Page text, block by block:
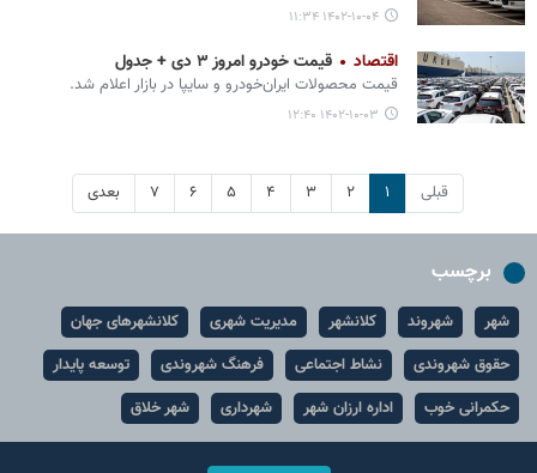
۱۴۰۲-۱۰-۰۴ ۱۱:۳۴
اقتصاد قیمت خودرو امروز ۳ دی + جدول
قیمت محصولات ایران‌خودرو و سایپا در بازار اعلام شد.
۱۴۰۲-۱۰-۰۳ ۱۲:۴۰
قبلی ۱ ۲ ۳ ۴ ۵ ۶ ۷ بعدی
برچسب
شهر شهروند کلانشهر مدیریت شهری
کلانشهرهای جهان
حقوق شهروندی
نشاط اجتماعی فرهنگ شهروندی
توسعه پایدار
حکمرانی خوب
اداره ارزان شهر شهرداری شهر خلاق